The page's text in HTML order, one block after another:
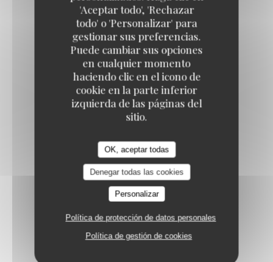
'Aceptar todo', 'Rechazar
todo' o 'Personalizar' para
gestionar sus preferencias.
Puede cambiar sus opciones
en cualquier momento
haciendo clic en el icono de
cookie en la parte inferior
izquierda de las páginas del
sitio.
OK, aceptar todas
Denegar todas las cookies
Personalizar
Política de protección de datos personales
Política de gestión de cookies
Carte des vins
Rouge
BROUILLY, CHÂTEAU DE CORCELLES
5,00 EUR 20,00 EUR 28,00 EUR